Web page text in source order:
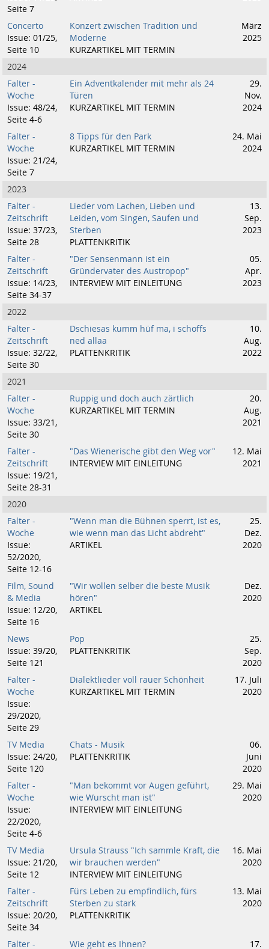
Seite 7
Concerto
Issue: 01/25,
Seite 10
Konzert zwischen Tradition und
Moderne
KURZARTIKEL MIT TERMIN
März
2025
2024
Falter -
Woche
Issue: 48/24,
Seite 4-6
Ein Adventkalender mit mehr als 24
Türen
KURZARTIKEL MIT TERMIN
29.
Nov.
2024
Falter -
Woche
Issue: 21/24,
Seite 7
8 Tipps für den Park
KURZARTIKEL MIT TERMIN
24. Mai
2024
2023
Falter -
Zeitschrift
Issue: 37/23,
Seite 28
Lieder vom Lachen, Lieben und
Leiden, vom Singen, Saufen und
Sterben
PLATTENKRITIK
13.
Sep.
2023
Falter -
Zeitschrift
Issue: 14/23,
Seite 34-37
"Der Sensenmann ist ein
Gründervater des Austropop"
INTERVIEW MIT EINLEITUNG
05.
Apr.
2023
2022
Falter -
Zeitschrift
Issue: 32/22,
Seite 30
Dschiesas kumm hüf ma, i schoffs
ned allaa
PLATTENKRITIK
10.
Aug.
2022
2021
Falter -
Woche
Issue: 33/21,
Seite 30
Ruppig und doch auch zärtlich
KURZARTIKEL MIT TERMIN
20.
Aug.
2021
Falter -
Zeitschrift
Issue: 19/21,
Seite 28-31
"Das Wienerische gibt den Weg vor"
INTERVIEW MIT EINLEITUNG
12. Mai
2021
2020
Falter -
Woche
Issue:
52/2020,
Seite 12-16
"Wenn man die Bühnen sperrt, ist es,
wie wenn man das Licht abdreht"
ARTIKEL
25.
Dez.
2020
Film, Sound
& Media
Issue: 12/20,
Seite 16
"Wir wollen selber die beste Musik
hören"
ARTIKEL
Dez.
2020
News
Issue: 39/20,
Seite 121
Pop
PLATTENKRITIK
25.
Sep.
2020
Falter -
Woche
Issue:
29/2020,
Seite 29
Dialektlieder voll rauer Schönheit
KURZARTIKEL MIT TERMIN
17. Juli
2020
TV Media
Issue: 24/20,
Seite 120
Chats - Musik
PLATTENKRITIK
06.
Juni
2020
Falter -
Woche
Issue:
22/2020,
Seite 4-6
"Man bekommt vor Augen geführt,
wie Wurscht man ist"
INTERVIEW MIT EINLEITUNG
29. Mai
2020
TV Media
Issue: 21/20,
Seite 12
Ursula Strauss "Ich sammle Kraft, die
wir brauchen werden"
INTERVIEW MIT EINLEITUNG
16. Mai
2020
Falter -
Zeitschrift
Issue: 20/20,
Seite 34
Fürs Leben zu empfindlich, fürs
Sterben zu stark
PLATTENKRITIK
13. Mai
2020
Falter - Wie geht es Ihnen? 17.